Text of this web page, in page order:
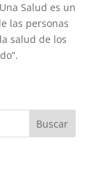
Salud es un
las personas
salud de los
Buscar